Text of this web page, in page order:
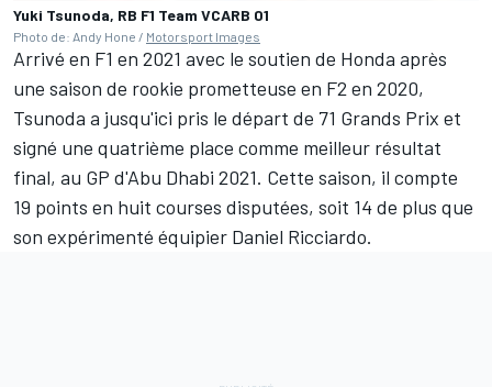
Yuki Tsunoda, RB F1 Team VCARB 01
Photo de: Andy Hone / Motorsport Images
Arrivé en F1 en 2021 avec le soutien de Honda après
une saison de rookie prometteuse en F2 en 2020,
Tsunoda a jusqu'ici pris le départ de 71 Grands Prix et
signé une quatrième place comme meilleur résultat
final, au GP d'Abu Dhabi 2021. Cette saison, il compte
19 points en huit courses disputées, soit 14 de plus que
son expérimenté équipier Daniel Ricciardo.